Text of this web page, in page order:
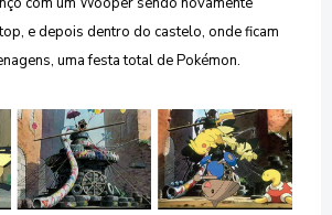
e depois dentro do castelo, onde ficam
uma festa total de Pokémon.